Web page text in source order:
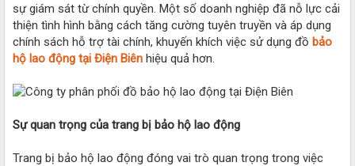
sự giám sát từ chính quyền. Một số doanh nghiệp đã nỗ lực cải
thiện tình hình bằng cách tăng cường tuyên truyền và áp dụng
chính sách hỗ trợ tài chính, khuyến khích việc sử dụng đồ bảo
hộ lao động tại Điện Biên hiệu quả hơn.
Sự quan trọng của trang bị bảo hộ lao động
Trang bị bảo hộ lao động đóng vai trò quan trọng trong việc